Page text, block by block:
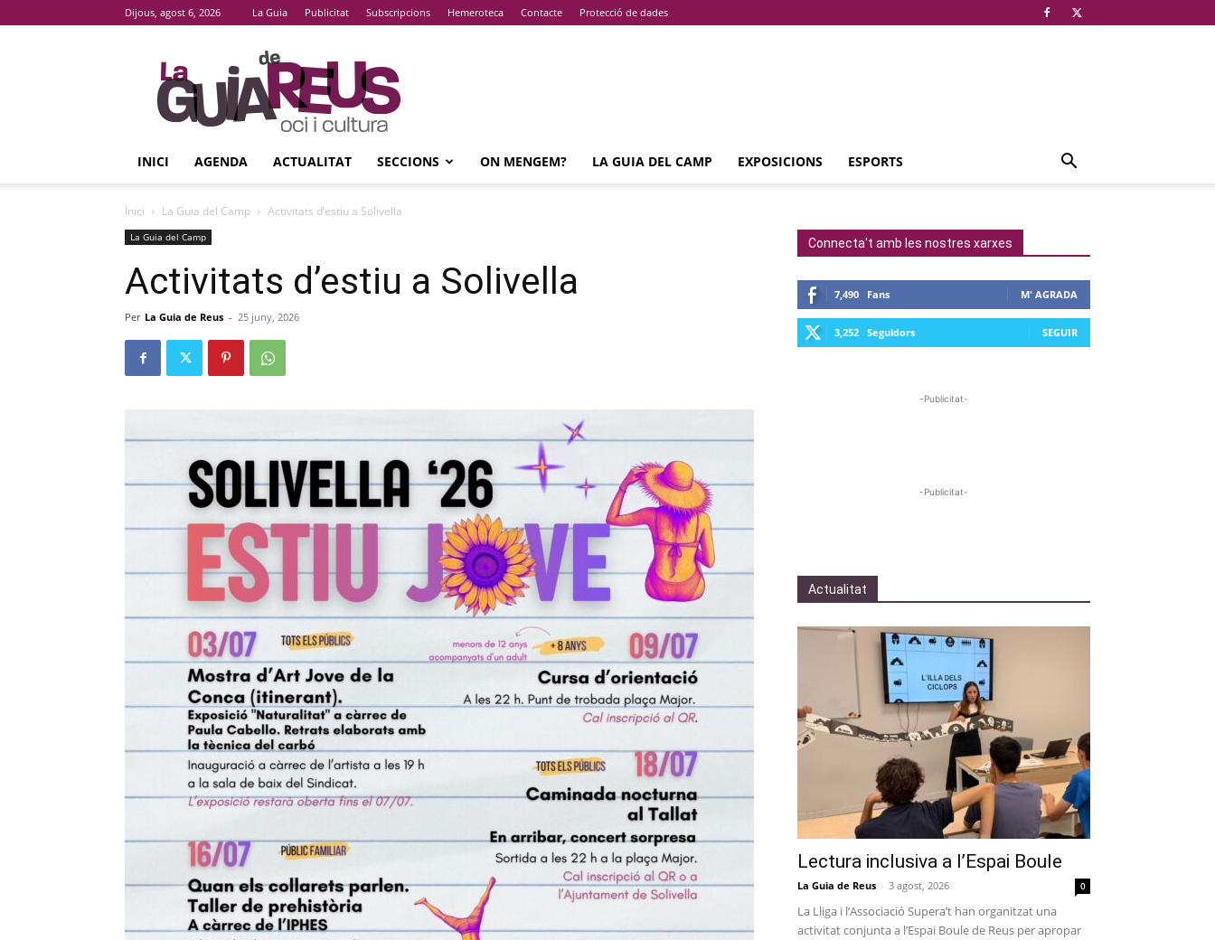
Dijous, agost 6, 2026 La Guia Publicitat Subscripcions Hemeroteca Contacte Protecció de dades
La
Guia
De
Reus
INICI AGENDA ACTUALITAT SECCIONS ON MENGEM? LA GUIA DEL CAMP EXPOSICIONS ESPORTS
Inici La Guia del Camp Activitats d’estiu a Solivella
La Guia del Camp
Activitats d’estiu a Solivella
Per La Guia de Reus - 25 juny, 2026
Connecta't amb les nostres xarxes
7,490 Fans M' AGRADA
3,252 Seguidors SEGUIR
-Publicitat-
-Publicitat-
Actualitat
Lectura inclusiva a l’Espai Boule
La Guia de Reus - 3 agost, 2026 0
La Lliga i l’Associació Supera’t han organitzat una
activitat conjunta a l’Espai Boule de Reus per apropar